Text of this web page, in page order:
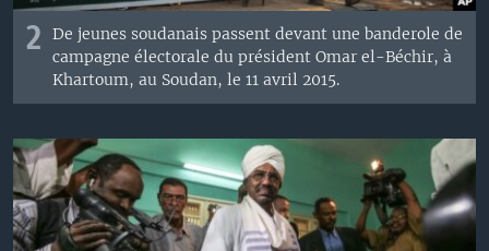
2
De jeunes soudanais passent devant une banderole de
campagne électorale du président Omar el-Béchir, à
Khartoum, au Soudan, le 11 avril 2015.